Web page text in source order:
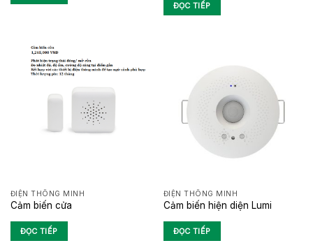
ĐỌC TIẾP
ĐIỆN THÔNG MINH
Cảm biến cửa
ĐỌC TIẾP
ĐIỆN THÔNG MINH
Cảm biến hiện diện Lumi
ĐỌC TIẾP